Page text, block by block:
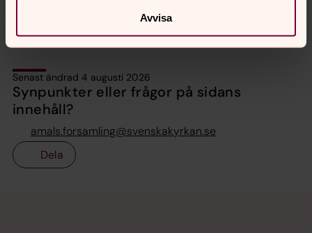
Avvisa
Senast ändrad 4 augusti 2026
Synpunkter eller frågor på sidans
innehåll?
amals.forsamling@svenskakyrkan.se
Dela